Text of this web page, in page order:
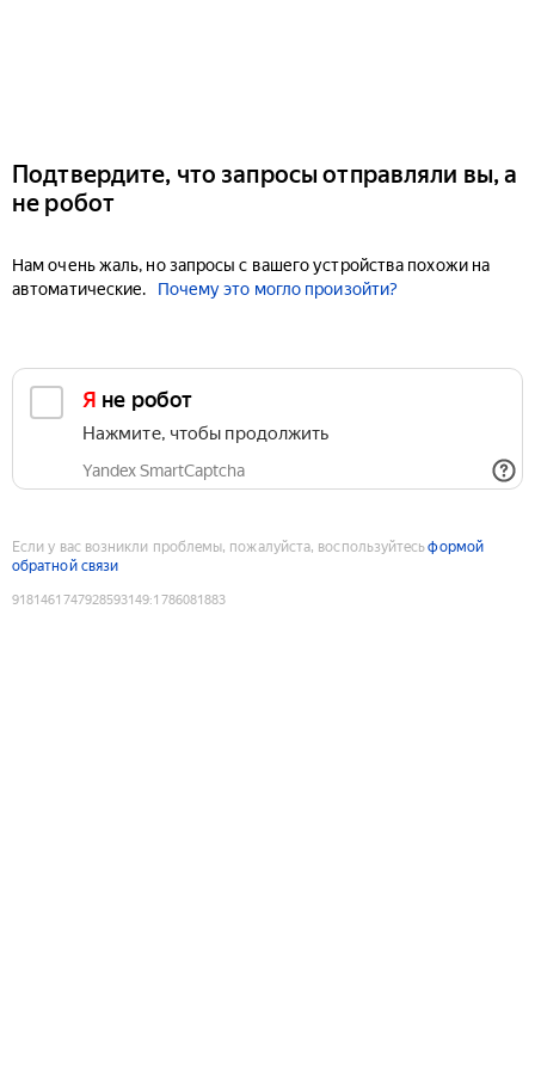
Подтвердите, что запросы отправляли вы, а
не робот
Нам очень жаль, но запросы с вашего устройства похожи на
автоматические.
Почему это могло произойти?
Я не робот
Нажмите, чтобы продолжить
Yandex SmartCaptcha
Если у вас возникли проблемы, пожалуйста, воспользуйтесьформой
обратной связи
9181461747928593149:1786081883